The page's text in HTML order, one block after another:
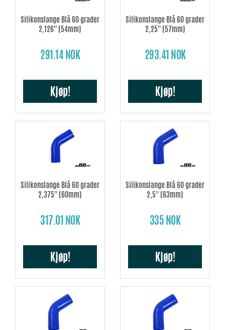
Silikonslange Blå 60 grader
2,126'' (54mm)
291.14 NOK
Kjøp!
Silikonslange Blå 60 grader
2,25'' (57mm)
293.41 NOK
Kjøp!
Silikonslange Blå 60 grader
2,375'' (60mm)
317.01 NOK
Kjøp!
Silikonslange Blå 60 grader
2,5'' (63mm)
335 NOK
Kjøp!